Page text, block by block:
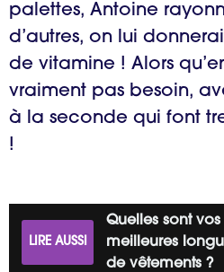
palettes, Antoine
d’autres, on lui
de vitamine ! Alors
vraiment pas besoin,
à la seconde qui font
!
LIRE AUSSI
Quelles sont vos
meilleures
de vêtements ?